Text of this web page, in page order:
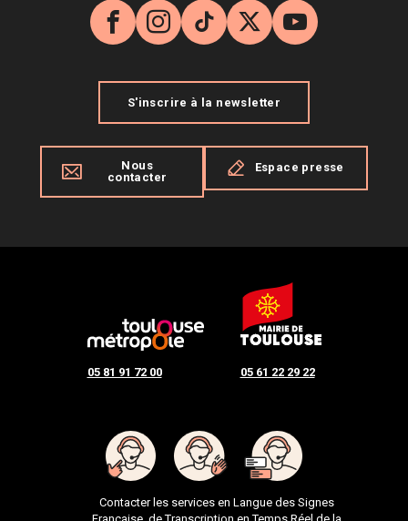
05 81 91 72 00 05 61 22 29 22
Contacter les services en Langue des Signes
Facebook
Instagram
TikTok
X YouTube
S'inscrire à la newsletter
Nous
contacter
Espace presse